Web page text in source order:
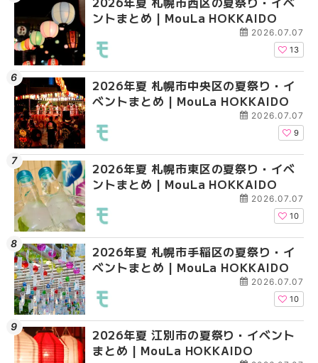
ントまとめ | MouLa HOKKAIDO
2026.07.07
13
2026年夏 札幌市中央区の夏祭り・イ
ベントまとめ | MouLa HOKKAIDO
2026.07.07
9
2026年夏 札幌市東区の夏祭り・イベ
ントまとめ | MouLa HOKKAIDO
2026.07.07
10
2026年夏 札幌市手稲区の夏祭り・イ
ベントまとめ | MouLa HOKKAIDO
2026.07.07
10
2026年夏 江別市の夏祭り・イベント
まとめ | MouLa HOKKAIDO
ントまとめ | MouLa
2026年夏 札幌市清田
ベントまとめ |
2026年夏 札幌市手稲
ベントまとめ |
2026年夏 札幌市中央
ベントまとめ |
2026年夏 札幌市南区
ントまとめ | MouLa
ベントまとめ |
2026年夏 札幌市手稲
ベントまとめ |
2026年夏 札幌市豊平
ベントまとめ |
2026年夏 札幌市東区
ントまとめ | MouLa
2026年夏 札幌市南区
ントまとめ | MouLa